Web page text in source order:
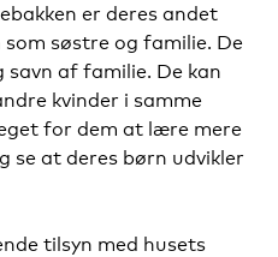
er deres andet
søstre og familie. De
savn af familie. De kan
kvinder i samme
for dem at lære mere
se at deres børn udvikler
tilsyn med husets